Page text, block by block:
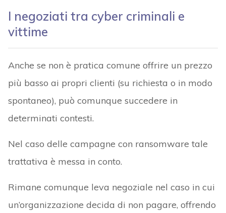
I negoziati tra cyber criminali e
vittime
Anche se non è pratica comune offrire un prezzo
più basso ai propri clienti (su richiesta o in modo
spontaneo), può comunque succedere in
determinati contesti.
Nel caso delle campagne con ransomware tale
trattativa è messa in conto.
Rimane comunque leva negoziale nel caso in cui
un’organizzazione decida di non pagare, offrendo